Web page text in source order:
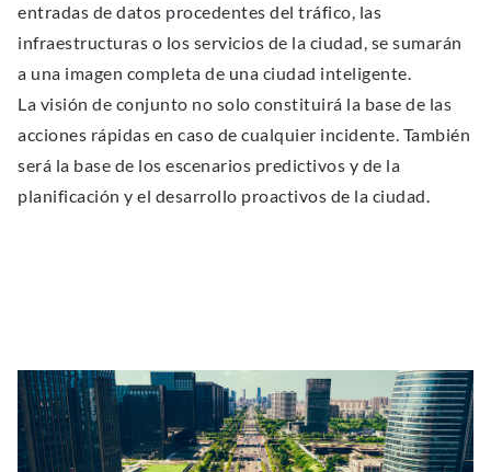
entradas de datos procedentes del tráfico, las
infraestructuras o los servicios de la ciudad, se sumarán
a una imagen completa de una ciudad inteligente.
La visión de conjunto no solo constituirá la base de las
acciones rápidas en caso de cualquier incidente. También
será la base de los escenarios predictivos y de la
planificación y el desarrollo proactivos de la ciudad.